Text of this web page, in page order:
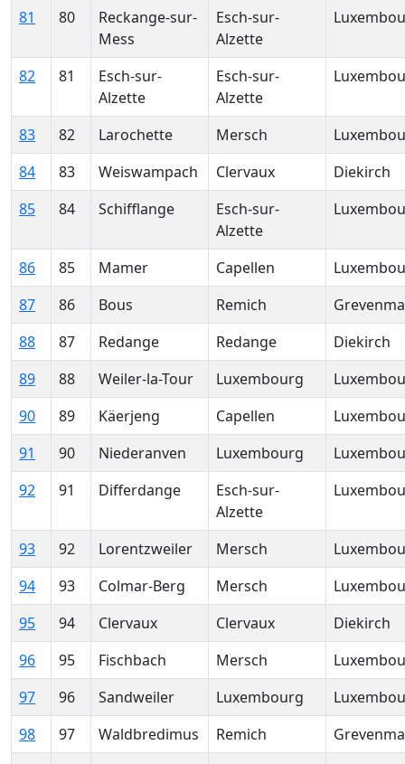
81
80
Reckange-sur-
Mess
Esch-sur-
Alzette
82 81
Esch-sur-
Alzette
Esch-sur-
Alzette
83 82 Larochette Mersch
84
83 Weiswampach Clervaux
Diekirch
85
84 Schifflange
Esch-sur-
Alzette
86 85 Mamer Capellen
87
86 Bous Remich
88
87 Redange Redange
Diekirch
89
88 Weiler-la-Tour Luxembourg
90
89 Käerjeng Capellen
91
90 Niederanven Luxembourg
92
91 Differdange
Esch-sur-
Alzette
93 92 Lorentzweiler Mersch
94
93 Colmar-Berg Mersch
95
94 Clervaux Clervaux
Diekirch
96
95 Fischbach Mersch
97
96 Sandweiler Luxembourg
98
97 Waldbredimus Remich